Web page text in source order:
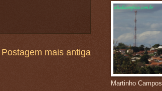
Postagem mais antiga
Martinho Campos